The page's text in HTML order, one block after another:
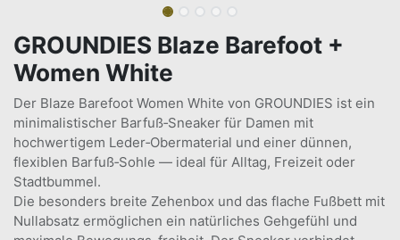
GROUNDIES Blaze Barefoot +
Women White
Der Blaze Barefoot Women White von GROUNDIES ist ein
minimalistischer Barfuß‑Sneaker für Damen mit
hochwertigem Leder‑Obermaterial und einer dünnen,
flexiblen Barfuß‑Sohle — ideal für Alltag, Freizeit oder
Stadtbummel.
Die besonders breite Zehenbox und das flache Fußbett mit
Nullabsatz ermöglichen ein natürliches Gehgefühl und